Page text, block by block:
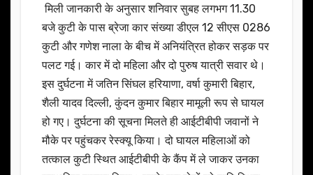
मिली जानकारी के अनुसार शनिवार सुबह लगभग 11.30
बजे कुटी के पास ब्रेजा कार संख्या डीएल 12 सीएस 0286
कुटी और गणेश नाला के बीच में अनियंत्रित होकर सड़क पर
पलट गई। कार में दो महिला और दो पुरुष यात्री सवार थे।
इस दुर्घटना में जतिन सिंघल हरियाणा, वर्षा कुमारी बिहार,
शैली यादव दिल्ली, कुंदन कुमार बिहार मामूली रूप से घायल
हो गए। दुर्घटना की सूचना मिलते ही आईटीबीपी जवानों ने
मौके पर पहुंचकर रेस्क्यू किया। दो घायल महिलाओं को
तत्काल कुटी स्थित आईटीबीपी के कैंप में ले जाकर उनका